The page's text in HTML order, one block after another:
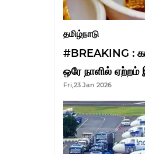
தமிழ்நாடு
#BREAKING :
ஒரே நாளில்
Fri,23 Jan 2026